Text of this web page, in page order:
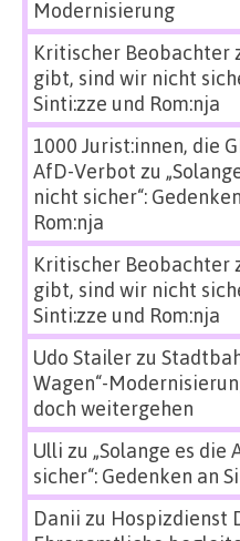
Modernisierung
Kritischer Beobachter
gibt, sind wir nicht
Sinti:zze und Rom:nja
1000 Jurist:innen, die
AfD-Verbot zu
nicht sicher“:
Rom:nja
Kritischer Beobachter
gibt, sind wir nicht
Sinti:zze und Rom:nja
Udo Stailerzu
Wagen“-
doch weitergehen
Ulli zu „Solange es
sicher“: Gedenken an
Danii zu Hospizdienst